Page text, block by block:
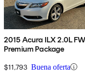
2015 Acura ILX 2.0L
Premium Package
$11,793 Buena oferta